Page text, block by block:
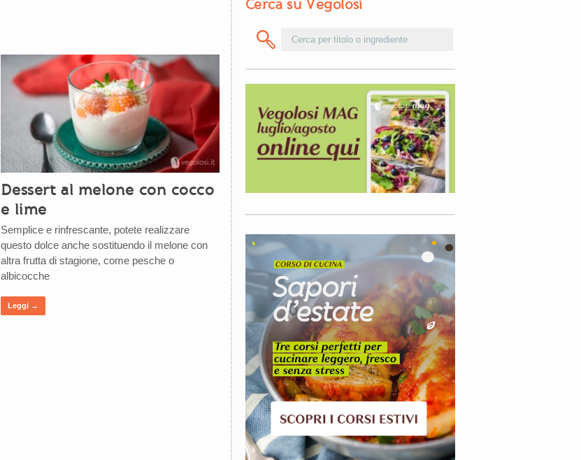
Dessert al melone con cocco
e lime
Semplice e rinfrescante, potete realizzare
questo dolce anche sostituendo il melone con
altra frutta di stagione, come pesche o
albicocche
Leggi →
Cerca su Vegolosi